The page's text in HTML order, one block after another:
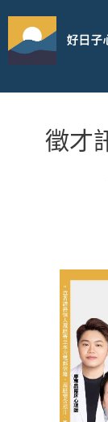
好日子
☀️徵才